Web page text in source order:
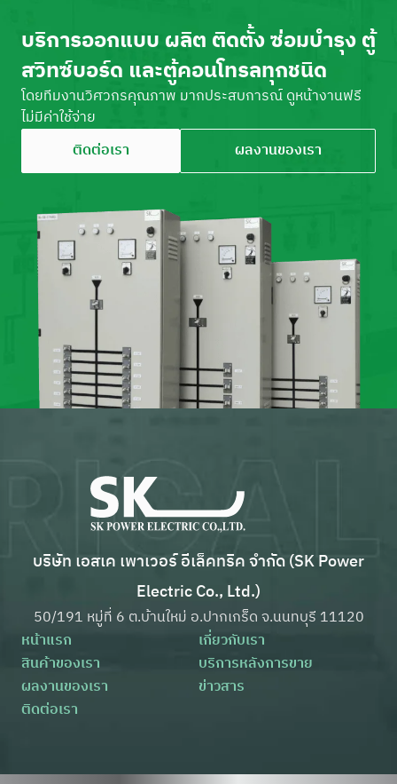
บริการออกแบบ ผลิต ติดตั้ง ซ่อมบำรุง ตู้
สวิทซ์บอร์ด และตู้คอนโทรลทุกชนิด
โดยทีมงานวิศวกรคุณภาพ มากประสบการณ์ ดูหน้างานฟรี
ไม่มีค่าใช้จ่าย
ติดต่อเรา
ผลงานของเรา
บริษัท เอสเค เพาเวอร์ อีเล็คทริค จำกัด (SK Power
Electric Co., Ltd.)
50/191 หมู่ที่ 6 ต.บ้านใหม่ อ.ปากเกร็ด จ.นนทบุรี 11120
หน้าแรก
สินค้าของเรา
ผลงานของเรา
ติดต่อเรา
เกี่ยวกับเรา
บริการหลังการขาย
ข่าวสาร